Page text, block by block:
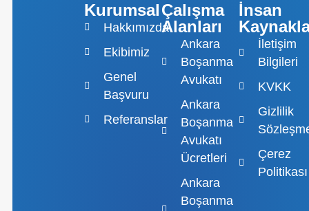
Kurumsal
Hakkımızda
Ekibimiz
Genel
Başvuru
Referanslar
Çalışma
Alanları
Ankara
Boşanma
Avukatı
Ankara
Boşanma
Avukatı
Ücretleri
Ankara
Boşanma
İnsan
İletişim
Bilgileri
KVKK
Gizlilik
Çerez
Politikası